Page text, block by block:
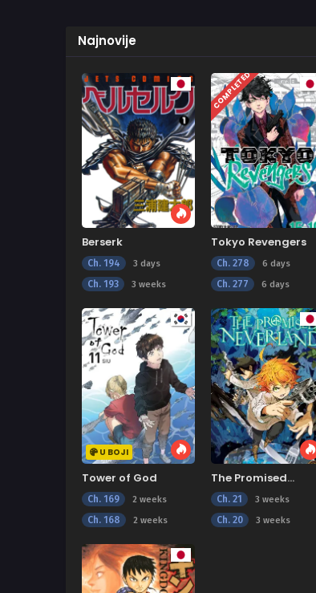
Najnovije
Berserk
Ch. 194 3 days
Ch. 193 3 weeks
COMPLETED
Tokyo Revengers
Ch. 278 6 days
Ch. 277 6 days
U BOJI
Tower of God
Ch. 169 2 weeks
Ch. 168 2 weeks
The Promised
Neverland
Ch. 21 3 weeks
Ch. 20 3 weeks